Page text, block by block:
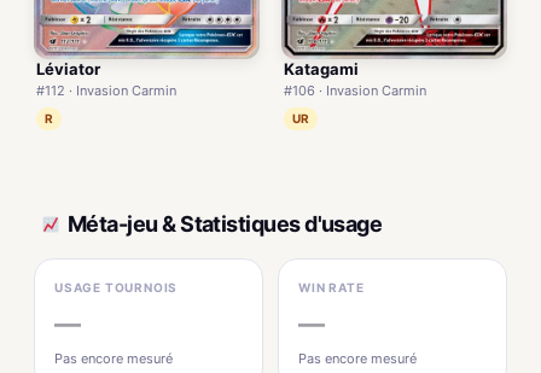
Léviator
#112 · Invasion Carmin
R
Katagami
#106 · Invasion Carmin
UR
Méta-jeu & Statistiques d'usage
USAGE TOURNOIS
—
Pas encore mesuré
WIN RATE
—
Pas encore mesuré